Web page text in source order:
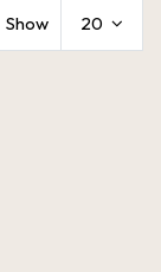
Show 20